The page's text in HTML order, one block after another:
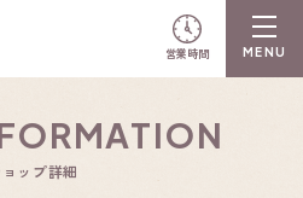
営業時間
ップ詳細